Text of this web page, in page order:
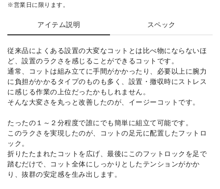
※営業日に限ります。
アイテム説明 スペック
従来品によくある設置の大変なコットとは比べ物にならないほ
ど、設置のラクさを感じることができるコットです。
通常、コットは組み立てに手間がかかったり、必要以上に腕力
に負担がかかるタイプのものも多く、設置・撤収時にストレス
に感じる作業の上位だったかもしれません。
そんな大変さを丸っと改善したのが、イージーコットです。
たったの１～２分程度で誰にでも簡単に組立て可能です。
このラクさを実現したのが、コットの足元に配置したフットロ
ック。
折りたたまれたコットを広げ、最後にこのフットロックを足で
踏むだけで、コット全体にしっかりとしたテンションがかか
り、抜群の安定感を生み出します。